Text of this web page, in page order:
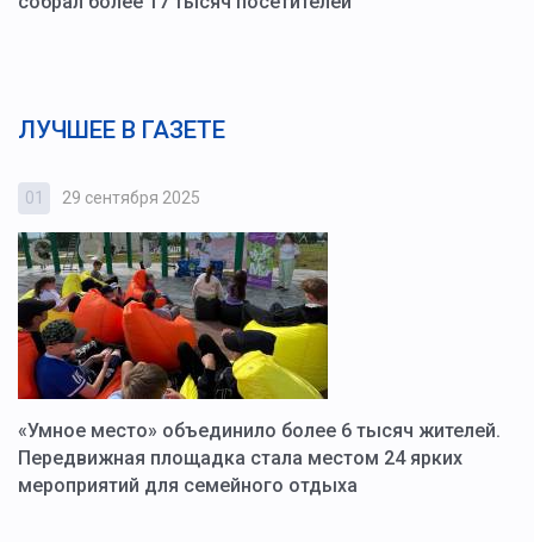
ЛУЧШЕЕ В ГАЗЕТЕ
01 29 сентября 2025
«Умное место» объединило более 6 тысяч жителей.
Передвижная площадка стала местом 24 ярких
мероприятий для семейного отдыха